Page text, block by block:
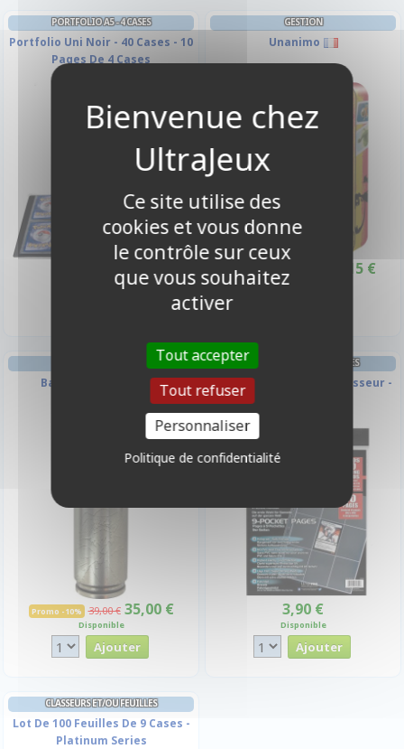
PORTFOLIO A5 - 4 CASES
Portfolio Uni Noir - 40 Cases - 10
Pages De 4 Cases
4,90 €
Disponible
GESTION
Unanimo
-10%
Promo -10% 12,15 €
Disponible
Bang ! The Bullet !
Promo -10% 39,00 € 35,00 €
Disponible
CLASSEURS ET/OU FEUILLES
Lot De 10 Feuilles De Classeur -
3,90 €
Disponible
CLASSEURS ET/OU FEUILLES
Lot De 100 Feuilles De 9 Cases -
Platinum Series
Ce site utilise des
cookies et vous donne
le contrôle sur ceux
que vous souhaitez
activer
Tout accepter
Tout refuser
Personnaliser
Politique de confidentialité